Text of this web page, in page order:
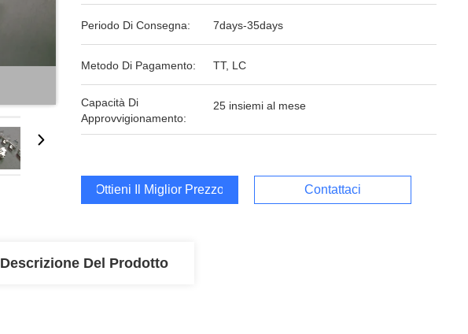
Periodo Di Consegna: 7days-35days
Metodo Di Pagamento: TT, LC
Capacità Di
Approvvigionamento:
25 insiemi al mese
Ottieni Il Miglior Prezzo Contattaci
Descrizione Del Prodotto